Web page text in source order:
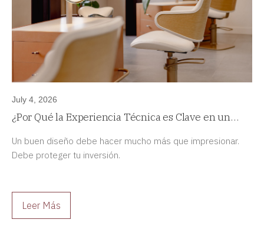
July 4, 2026
¿Por Qué la Experiencia Técnica es Clave en un
Un buen diseño debe hacer mucho más que impresionar.
Debe proteger tu inversión.
Leer Más